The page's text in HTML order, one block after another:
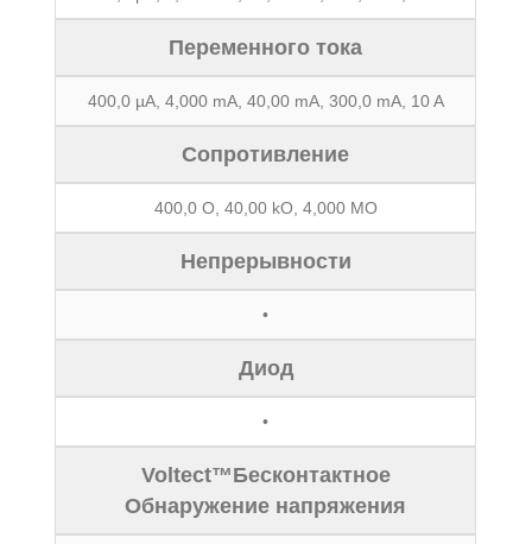
Переменного тока
400,0 µA, 4,000 mA, 40,00 mA, 300,0 mA, 10 A
Сопротивление
400,0 O, 40,00 kO, 4,000 MO
Непрерывности
•
Диод
•
Voltect™Бесконтактное
Обнаружение напряжения